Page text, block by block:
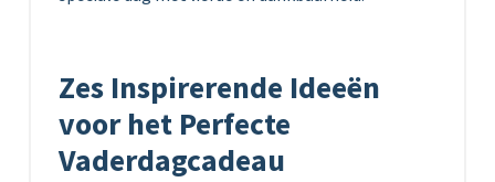
Zes Inspirerende Ideeën
voor het Perfecte
Vaderdagcadeau